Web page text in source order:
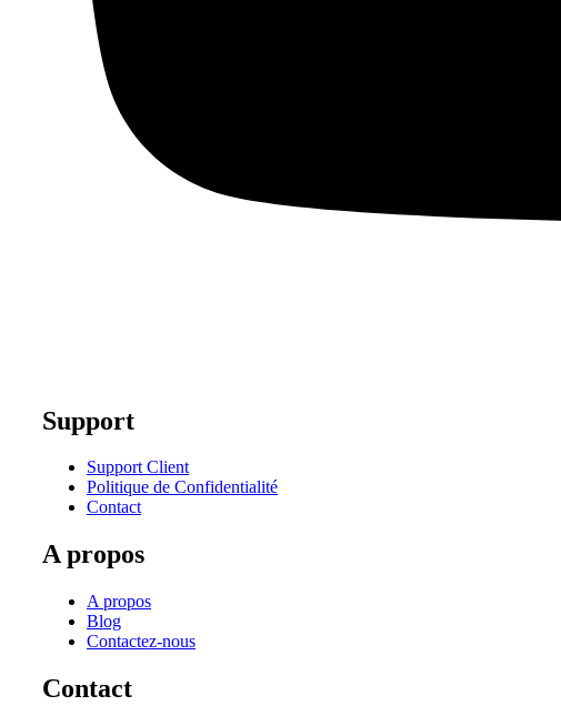
Support
Support Client
Politique de Confidentialité
Contact
A propos
A propos
Blog
Contactez-nous
Contact